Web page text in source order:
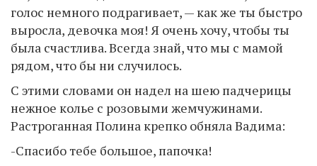
голос немного подрагивает, — как же ты быстро
выросла, девочка моя! Я очень хочу, чтобы ты
была счастлива. Всегда знай, что мы с мамой
рядом, что бы ни случилось.
С этими словами он надел на шею падчерицы
нежное колье с розовыми жемчужинами.
Растроганная Полина крепко обняла Вадима:
-Спасибо тебе большое, папочка!